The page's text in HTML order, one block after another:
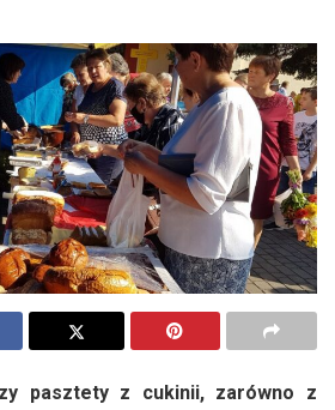
pasztety z cukinii, zarówno z